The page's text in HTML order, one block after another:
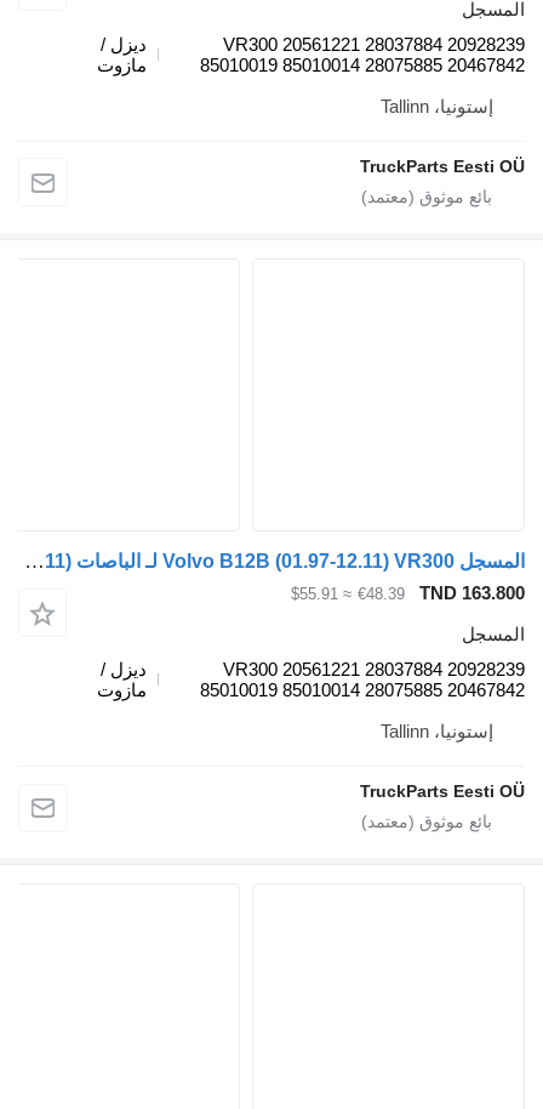
المسجل
VR300 20561221 28037884 20928239
85010019 85010014 28075885 20467842
ديزل /
مازوت
إستونيا، Tallinn
TruckParts Eesti OÜ
المسجل Volvo B12B (01.97-12.11) VR300 لـ الباصات Volvo B6, B7, B9, B10, B12 bus (1978-2011)
TND 163.800
€48.39
≈ $55.91
المسجل
VR300 20561221 28037884 20928239
85010019 85010014 28075885 20467842
ديزل /
مازوت
إستونيا، Tallinn
TruckParts Eesti OÜ